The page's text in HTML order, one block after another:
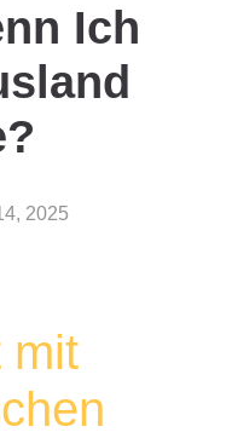
Ich
2025
mit